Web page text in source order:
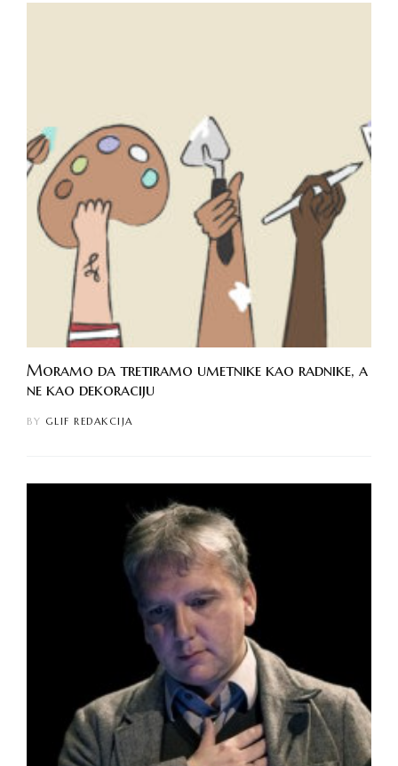
Moramo da tretiramo umetnike kao radnike, a
ne kao dekoraciju
BY GLIF REDAKCIJA